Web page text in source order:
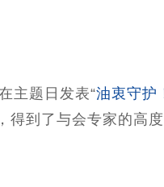
主题日发表“油衷守护
到了与会专家的高度